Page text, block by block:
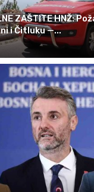
ZAŠTITE HNŽ:
i Čitluku —...